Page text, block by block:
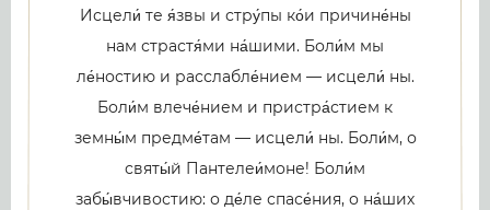
Исцели́ те я́звы и стру́пы ко́и причине́ны
нам страстя́ми на́шими. Боли́м мы
ле́ностию и расслабле́нием — исцели́ ны.
Боли́м влече́нием и пристра́стием к
земны́м предме́там — исцели́ ны. Боли́м, о
святы́й Пантелеи́моне! Боли́м
забы́вчивостию: о де́ле спасе́ния, о на́ших